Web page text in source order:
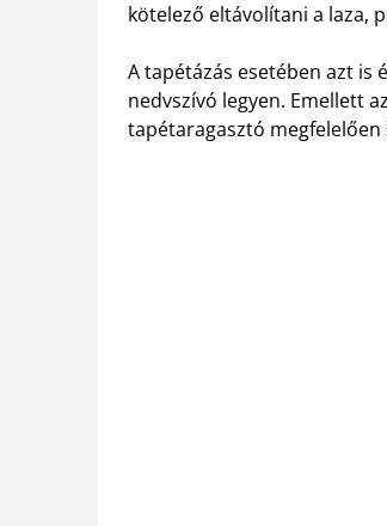
kötelező eltávolítani a laza,
A tapétázás esetében azt is
nedvszívó legyen. Emellett
tapétaragasztó megfelelően